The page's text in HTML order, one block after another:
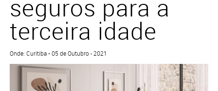
seguros para a
terceira idade
Onde: Curitiba • 05 de Outubro - 2021